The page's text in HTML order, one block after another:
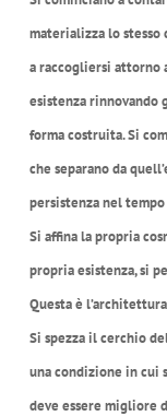
materializza lo stesso
a raccogliersi attorno
esistenza rinnovando
forma costruita. Si
che separano da
persistenza nel
Si affina la propria
propria esistenza, si
Questa è
Si spezza il cerchio
una condizione in cui
deve essere migliore